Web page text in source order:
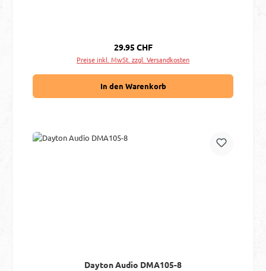
Regulärer Preis:
29.95 CHF
Preise inkl. MwSt. zzgl. Versandkosten
In den Warenkorb
Dayton Audio DMA105-8